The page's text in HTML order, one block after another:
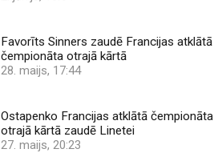
Favorīts Sinners zaudē Francijas atklātā
čempionāta otrajā kārtā
28. maijs, 17:44
Ostapenko Francijas atklātā čempionāta
otrajā kārtā zaudē Linetei
27. maijs, 20:23